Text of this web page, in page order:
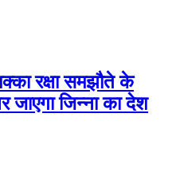
रक्षा समझौते के
जिन्ना का देश